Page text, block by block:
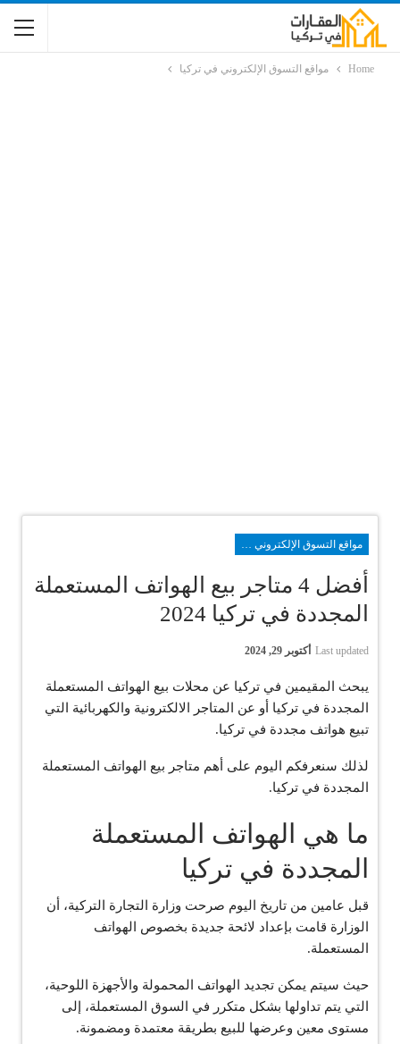
Home مواقع التسوق الإلكتروني في تركيا
مواقع التسوق الإلكتروني في تركيا
أفضل 4 متاجر بيع الهواتف المستعملة
المجددة في تركيا 2024
Last updated أكتوبر 29, 2024
يبحث المقيمين في تركيا عن محلات بيع الهواتف المستعملة
المجددة في تركيا أو عن المتاجر الالكترونية والكهربائية التي
تبيع هواتف مجددة في تركيا.
لذلك سنعرفكم اليوم على أهم متاجر بيع الهواتف المستعملة
المجددة في تركيا.
ما هي الهواتف المستعملة
المجددة في تركيا
قبل عامين من تاريخ اليوم صرحت وزارة التجارة التركية، أن
الوزارة قامت بإعداد لائحة جديدة بخصوص الهواتف
المستعملة.
حيث سيتم يمكن تجديد الهواتف المحمولة والأجهزة اللوحية،
التي يتم تداولها بشكل متكرر في السوق المستعملة، إلى
مستوى معين وعرضها للبيع بطريقة معتمدة ومضمونة.